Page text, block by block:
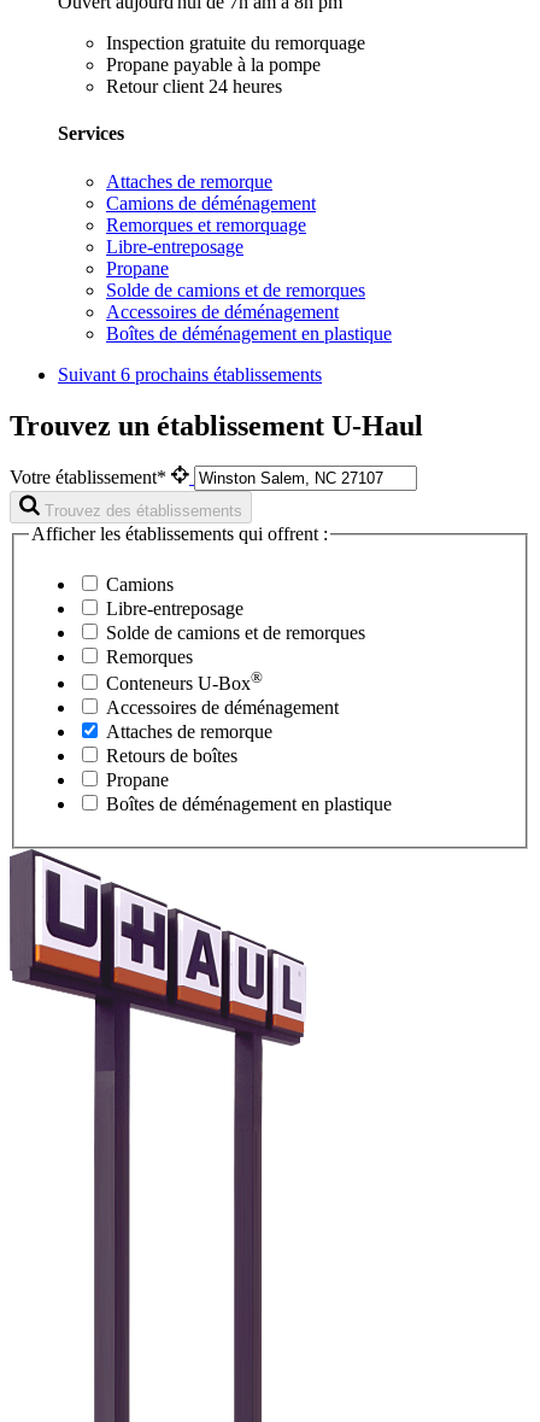
Inspection gratuite du remorquage
Propane payable à la pompe
Retour client 24 heures
Services
Attaches de remorque
Camions de déménagement
Remorques et remorquage
Libre-entreposage
Propane
Solde de camions et de remorques
Accessoires de déménagement
Boîtes de déménagement en plastique
Suivant 6 prochains établissements
Trouvez un établissement U-Haul
Votre établissement*
Trouvez des établissements
Afficher les établissements qui offrent :
Camions
Libre-entreposage
Solde de camions et de remorques
Remorques
Conteneurs U-Box®
Accessoires de déménagement
Attaches de remorque
Retours de boîtes
Propane
Boîtes de déménagement en plastique